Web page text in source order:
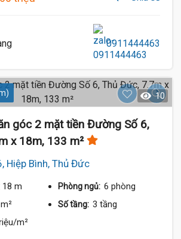
0911444463
10
góc 2 mặt tiền Đường Số 6,
x 18m, 133 m²
Hiệp Bình, Thủ Đức
18 m Phòng ngủ: 6 phòng
Số tầng: 3 tầng
m²